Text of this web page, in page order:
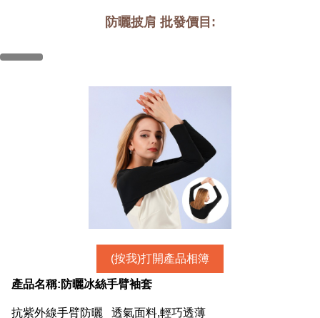
防曬披肩 批發價目:
(按我)打開產品相簿
產品名稱: 防曬冰絲手臂袖套
抗紫外線手臂防曬 透氣面料,輕巧透薄